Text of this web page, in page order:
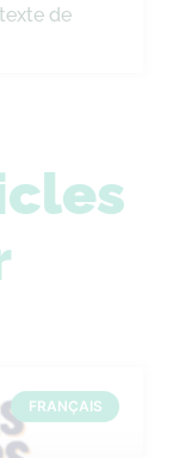
de
FRANÇAIS